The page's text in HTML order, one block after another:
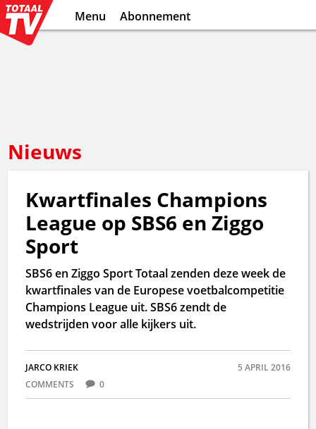
Menu Abonnement
Nieuws
Kwartfinales Champions
League op SBS6 en Ziggo
Sport
SBS6 en Ziggo Sport Totaal zenden deze week de
kwartfinales van de Europese voetbalcompetitie
Champions League uit. SBS6 zendt de
wedstrijden voor alle kijkers uit.
JARCO KRIEK
5 APRIL 2016
COMMENTS
0